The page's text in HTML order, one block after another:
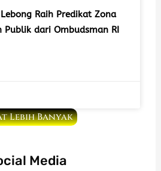
Raih Predikat Zona
Publik dari Ombudsman RI
Lebih Banyak
Media